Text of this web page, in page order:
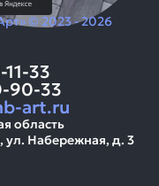
© 2023 - 2026
33
90-33
art.ru
область
ул. Набережная, д. 3